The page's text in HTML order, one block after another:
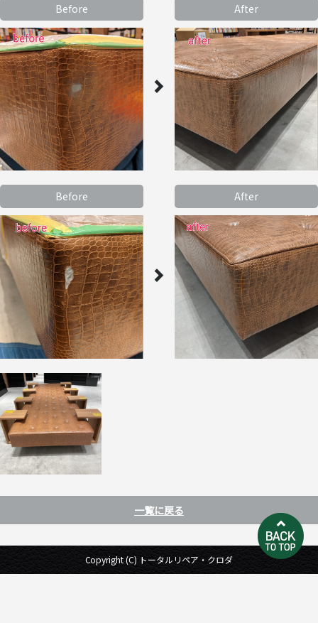
Before
After
Before After
一覧に戻る
Copyright (C) トータルリペア・クロダ